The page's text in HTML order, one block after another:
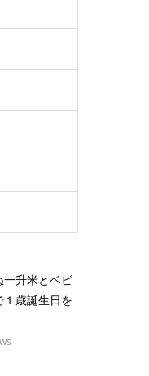
一升米とベビ
１歳誕生日を